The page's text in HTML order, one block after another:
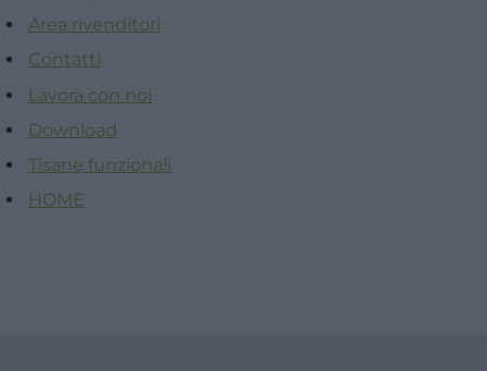
Area rivenditori
Contatti
Lavora con noi
Download
Tisane funzionali
HOME